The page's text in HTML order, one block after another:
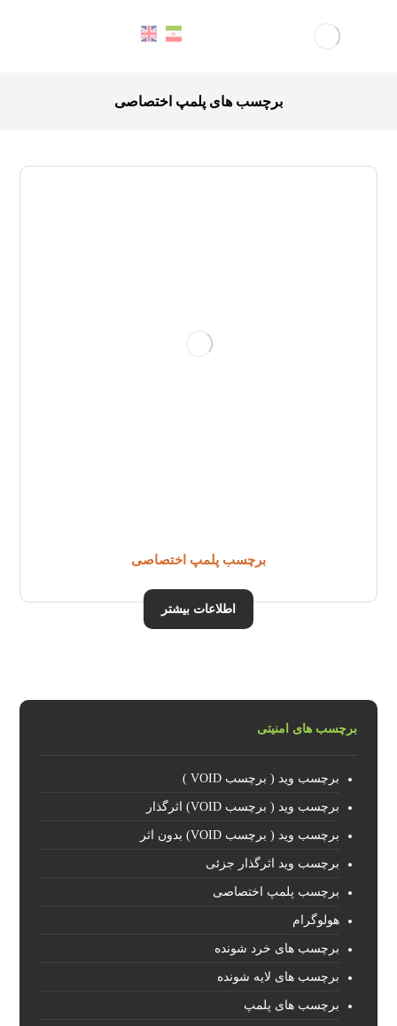
برچسب های پلمپ اختصاصی
برچسب پلمپ اختصاصی
اطلاعات بیشتر
برچسب های امنیتی
برچسب وید ( برچسب VOID )
برچسب وید ( برچسب VOID) اثرگذار
برچسب وید ( برچسب VOID) بدون اثر
برچسب وید اثرگذار جزئی
برچسب پلمپ اختصاصی
هولوگرام
برچسب های خرد شونده
برچسب های لایه شونده
برچسب های پلمپ